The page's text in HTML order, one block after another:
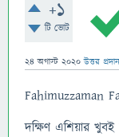
+1
টি ভোট
24 অগাস্ট 2020 উত্তর প্রদান
Fahimuzzaman
দক্ষিণ এশিয়ার খুবই